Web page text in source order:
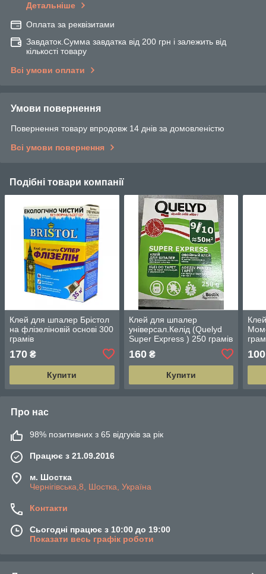
Детальніше
Оплата за реквізитами
Завдаток.Сумма завдатка від 200 грн і залежить від
кількості товару
Всі умови оплати
Умови повернення
Повернення товару впродовж 14 днів за домовленістю
Всі умови повернення
Подібні товари компанії
Клей для шпалер Брістол
на флізеліновій основі 300
грамів
170 ₴
Купити
Клей для шпалер
універсал.Келід (Quelyd
Super Express ) 250 грамів
160₴
Купити
100
Про нас
98% позитивних з 65 відгуків за рік
Працює з 21.09.2016
м. Шостка
Чернігівська,8, Шостка, Україна
Контакти
Сьогодні працює з 10:00 до 19:00
Показати весь графік роботи